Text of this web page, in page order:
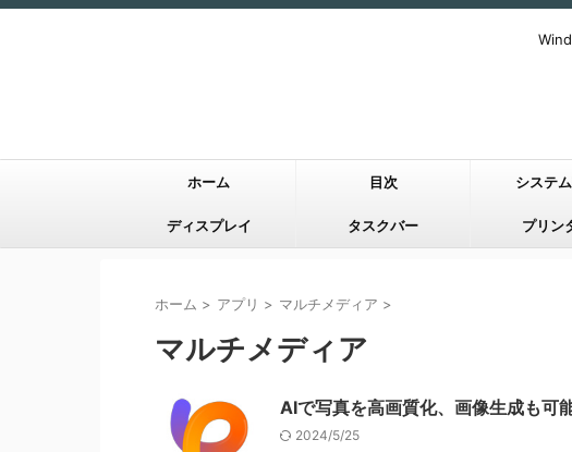
ホーム 目次 システ
ディスプレイ タスクバー プリン
ホーム > アプリ > マルチメディア >
マルチメディア
AIで写真を高画質化、画像生成も
2024/5/25